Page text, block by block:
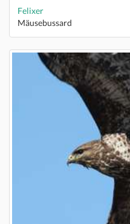
Felixer
Mäusebussard